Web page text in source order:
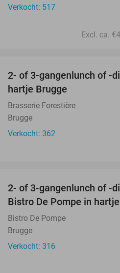
Verkocht: 517
Excl. ca.
2- of 3-gangenlunch of -
hartje Brugge
Brasserie Forestière
Brugge
Verkocht: 362
2- of 3-gangenlunch of -
Bistro De Pompe in
Bistro De Pompe
Brugge
Verkocht: 316